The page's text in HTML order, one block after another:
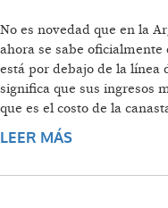
No es novedad que en la
ahora se sabe
está por debajo de la línea
significa que sus ingresos
que es el costo de la
LEER MÁS